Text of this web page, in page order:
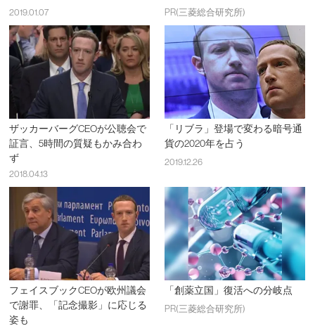
2019.01.07 PR(三菱総合研究所)
ザッカーバーグCEOが公聴会で
証言、5時間の質疑もかみ合わ
ず
2018.04.13
「リブラ」登場で変わる暗号通
貨の2020年を占う
2019.12.26
フェイスブックCEOが欧州議会
で謝罪、「記念撮影」に応じる
姿も
「創薬立国」復活への分岐点
PR(三菱総合研究所)